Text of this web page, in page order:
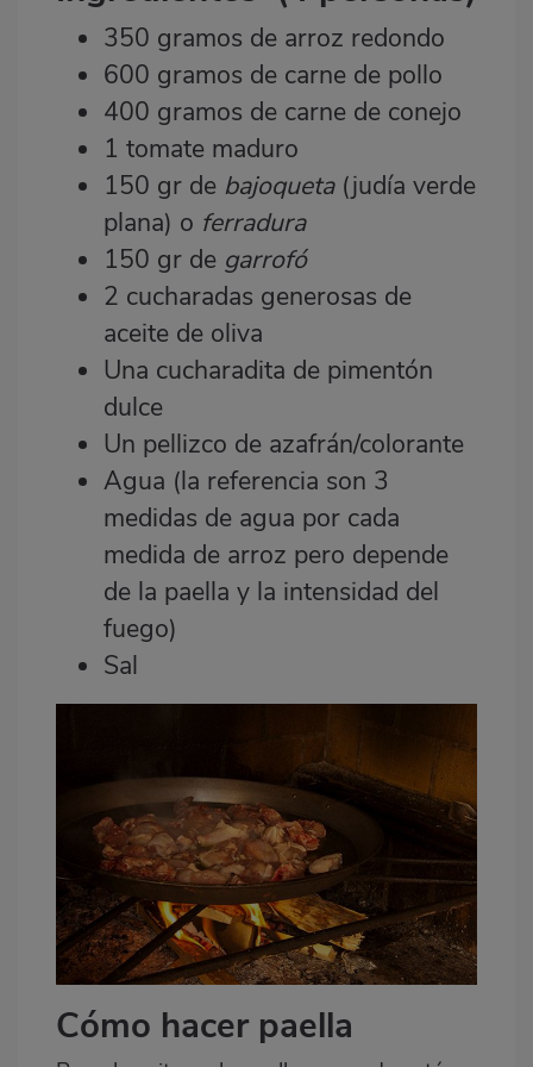
350 gramos de arroz redondo
600 gramos de carne de pollo
400 gramos de carne de conejo
1 tomate maduro
150 gr de bajoqueta(judía verde
plana) o ferradura
150 gr de garrofó
2 cucharadas generosas de
aceite de oliva
Una cucharadita de pimentón
dulce
Un pellizco de azafrán/colorante
Agua (la referencia son 3
medidas de agua por cada
medida de arroz pero depende
de la paella y la intensidad del
fuego)
Sal
Cómo hacer paella